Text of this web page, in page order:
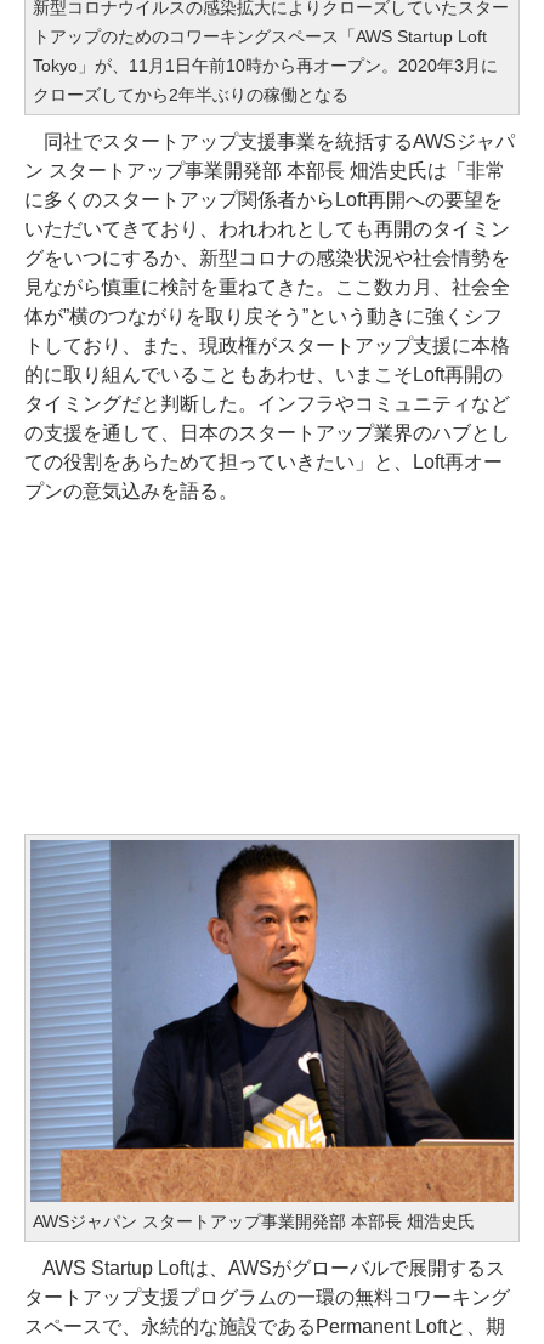
新型コロナウイルスの感染拡大によりクローズしていたスター
トアップのためのコワーキングスペース「AWS Startup Loft
Tokyo」が、11月1日午前10時から再オープン。2020年3月に
クローズしてから2年半ぶりの稼働となる
同社でスタートアップ支援事業を統括するAWSジャパ
ン スタートアップ事業開発部 本部長 畑浩史氏は「非常
に多くのスタートアップ関係者からLoft再開への要望を
いただいてきており、われわれとしても再開のタイミン
グをいつにするか、新型コロナの感染状況や社会情勢を
見ながら慎重に検討を重ねてきた。ここ数カ月、社会全
体が”横のつながりを取り戻そう”という動きに強くシフ
トしており、また、現政権がスタートアップ支援に本格
的に取り組んでいることもあわせ、いまこそLoft再開の
タイミングだと判断した。インフラやコミュニティなど
の支援を通して、日本のスタートアップ業界のハブとし
ての役割をあらためて担っていきたい」と、Loft再オー
プンの意気込みを語る。
AWSジャパン スタートアップ事業開発部 本部長 畑浩史氏
AWS Startup Loftは、AWSがグローバルで展開するス
タートアップ支援プログラムの一環の無料コワーキング
スペースで、永続的な施設であるPermanent Loftと、期